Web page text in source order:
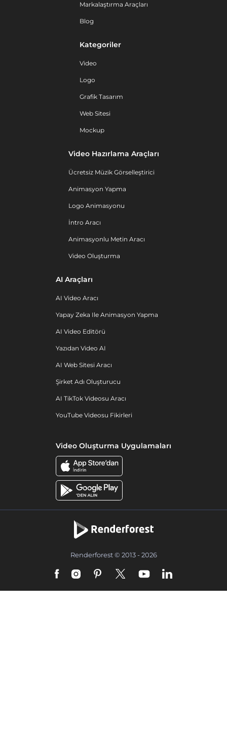
Markalaştırma Araçları
Blog
Kategoriler
Video
Logo
Grafik Tasarım
Web Sitesi
Mockup
Video Hazırlama Araçları
Ücretsiz Müzik Görselleştirici
Animasyon Yapma
Logo Animasyonu
İntro Aracı
Animasyonlu Metin Aracı
Video Oluşturma
AI Araçları
AI Video Aracı
Yapay Zeka Ile Animasyon Yapma
AI Video Editörü
Yazıdan Video AI
AI Web Sitesi Aracı
Şirket Adı Oluşturucu
AI TikTok Videosu Aracı
YouTube Videosu Fikirleri
Video Oluşturma Uygulamaları
Renderforest © 2013 - 2026